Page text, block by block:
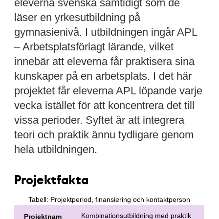
eleverna svenska samtidigt som de
läser en yrkesutbildning på
gymnasienivå. I utbildningen ingår APL
– Arbetsplatsförlagt lärande, vilket
innebär att eleverna får praktisera sina
kunskaper på en arbetsplats. I det här
projektet får eleverna APL löpande varje
vecka istället för att koncentrera det till
vissa perioder. Syftet är att integrera
teori och praktik ännu tydligare genom
hela utbildningen.
Projektfakta
Tabell: Projektperiod, finansiering och kontaktperson
Projektnam Kombinationsutbildning med praktik